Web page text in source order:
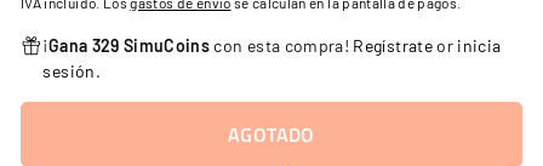
oferta
¡Gana 329 SimuCoinscon esta compra! Regístrateor inicia
sesión.
AGOTADO